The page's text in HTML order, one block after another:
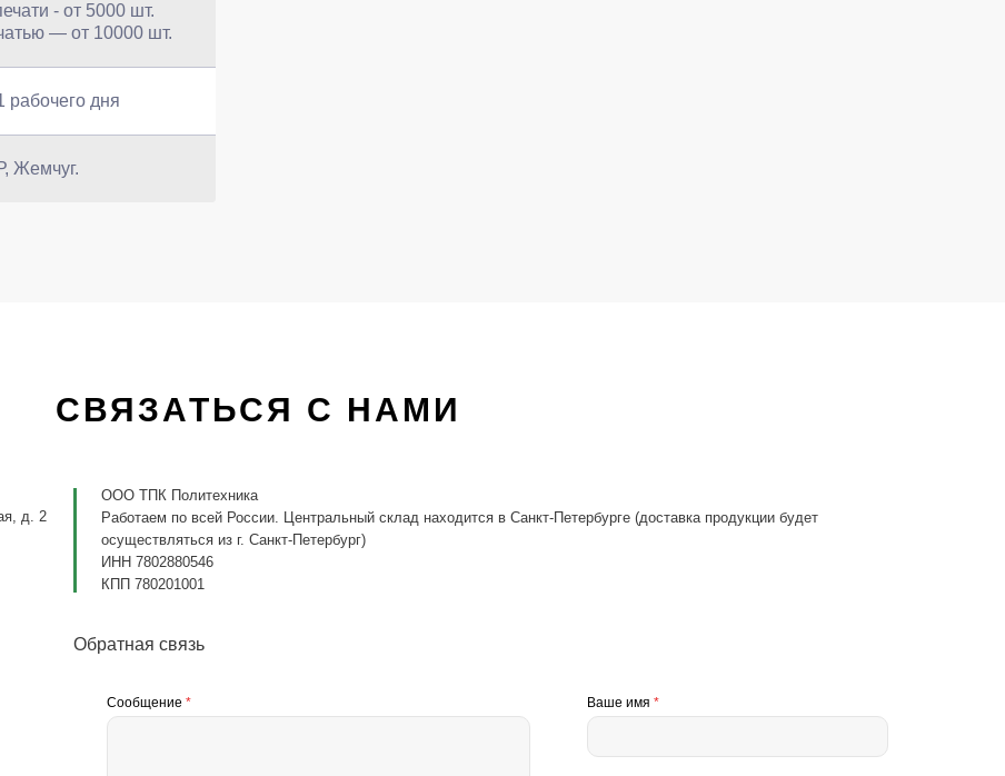
- от 5000 шт.
— от 10000 шт.
рабочего дня
Жемчуг.
СВЯЗАТЬСЯ С НАМИ
д. 2
ООО ТПК Политехника
Работаем по всей России. Центральный склад находится в Санкт-Петербурге (доставка продукции будет
осуществляться из г. Санкт-Петербург)
ИНН 7802880546
КПП 780201001
Обратная связь
Сообщение * Ваше имя *